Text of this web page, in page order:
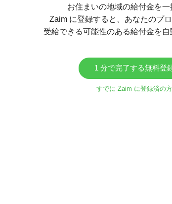
お住まいの地域の給付金を一
Zaim に登録すると、あなたのプ
受給できる可能性のある給付金を自
1 分で完了する無料登
すでに Zaim に登録済の方